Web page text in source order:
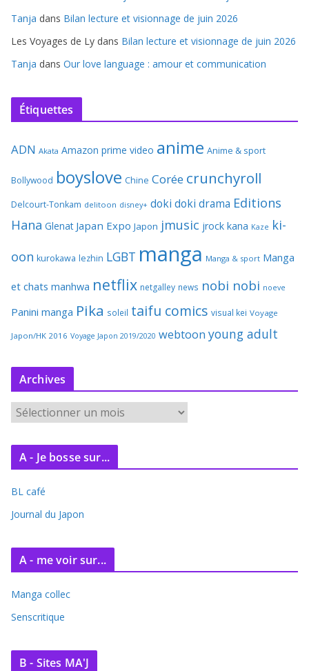
Tanja dans Bilan lecture et visionnage de juin 2026
Les Voyages de Ly dans Bilan lecture et visionnage de juin 2026
Tanja dans Our love language : amour et communication
Étiquettes
ADN Akata Amazon prime video anime Anime & sport
Bollywood boyslove Chine Corée crunchyroll
Delcourt-Tonkam delitoon disney+ doki doki drama Editions
Hana Glenat Japan Expo Japon jmusic jrock kana Kaze ki-
oon kurokawa lezhin LGBT manga Manga & sport Manga
et chats manhwa netflix netgalley news nobi nobi noeve
Panini manga Pika soleil taifu comics visual kei Voyage
Japon/HK 2016 Voyage Japon 2019/2020 webtoon young adult
Archives
r
c
v
e
A - Je bosse sur...
BL café
Journal du Japon
A - me voir sur...
Manga collec
Senscritique
B - Sites MA'J